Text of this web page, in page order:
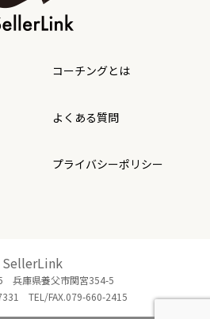
コーチングとは
よくある質問
プライバシーポリシー
SellerLink
兵庫県養父市関宮354-5
TEL/FAX.079-660-2415